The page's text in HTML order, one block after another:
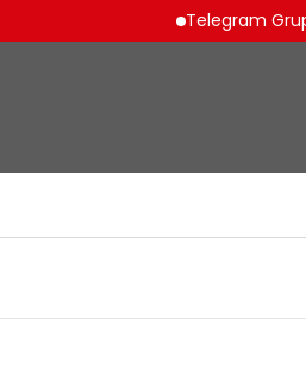
Telegram